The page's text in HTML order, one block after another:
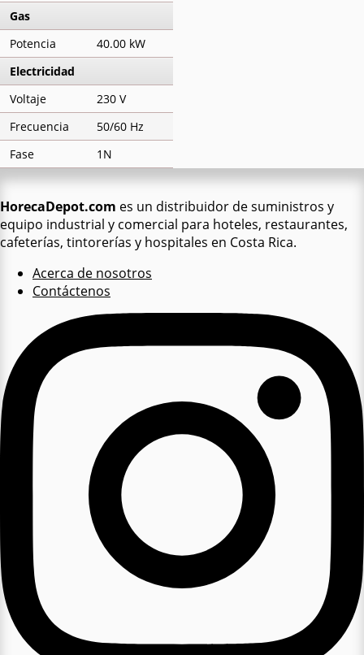
Gas
Potencia
40.00 kW
Electricidad
Voltaje
230 V
Frecuencia
50/60 Hz
Fase
1N
HorecaDepot.com es un distribuidor de suministros y
equipo industrial y comercial para hoteles, restaurantes,
cafeterías, tintorerías y hospitales en Costa Rica.
Acerca de nosotros
Contáctenos